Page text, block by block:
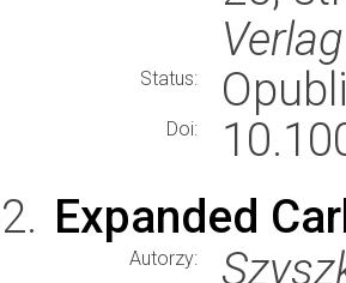
Status:
Doi:
Expanded
Autorzy: